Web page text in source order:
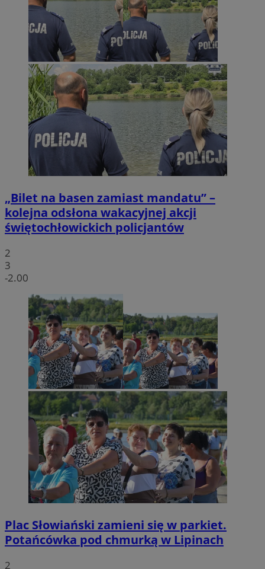
„Bilet na basen zamiast mandatu” –
kolejna odsłona wakacyjnej akcji
świętochłowickich policjantów
2
3
-2.00
Plac Słowiański zamieni się w parkiet.
Potańcówka pod chmurką w Lipinach
2